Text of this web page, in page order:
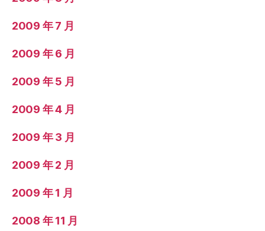
2009 年 7 月
2009 年 6 月
2009 年 5 月
2009 年 4 月
2009 年 3 月
2009 年 2 月
2009 年 1 月
2008 年 11 月